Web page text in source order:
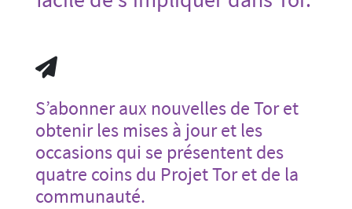
S’abonner aux nouvelles de Tor et
obtenir les mises à jour et les
occasions qui se présentent des
quatre coins du Projet Tor et de la
communauté.